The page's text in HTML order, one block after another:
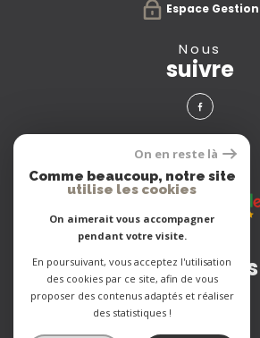
Espace Gestion
nous
suivre
avis
clients
Adhérents
On en reste là
Comme beaucoup, notre site
utilise les cookies
On aimerait vous accompagner
pendant votre visite.
En poursuivant, vous acceptez l'utilisation
des cookies par ce site, afin de vous
proposer des contenus adaptés et réaliser
des statistiques !